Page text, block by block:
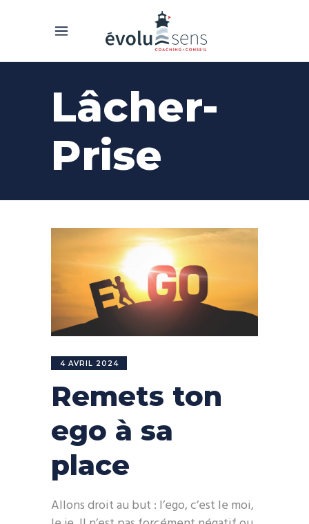
Lâcher-
Prise
4 AVRIL 2024
Remets ton
ego à sa
place
Allons droit au but : l’ego, c’est le moi,